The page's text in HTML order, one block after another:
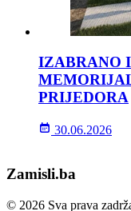
IZABRANO
PRIJEDORA
30.06.2026
Zamisli.ba
© 2026 Sva prava